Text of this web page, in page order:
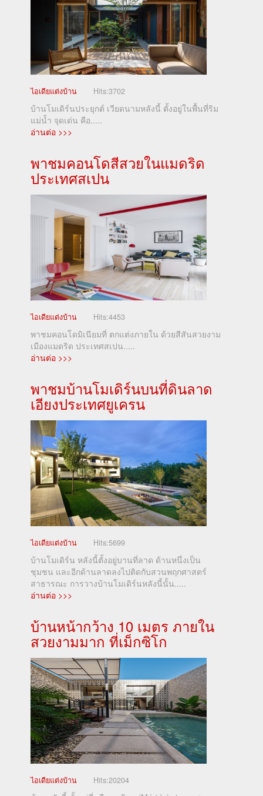
ไอเดียแต่งบ้าน Hits:3702
บ้านโมเดิร์นประยุกต์ เวียดนามหลังนี้ ตั้งอยู่ในพื้นที่ริม
แม่น้ำ จุดเด่น คือ.....
อ่านต่อ >>>
พาชมคอนโดสีสวยในแมดริด
ประเทศสเปน
ไอเดียแต่งบ้าน Hits:4453
พาชมคอนโดมิเนียมที่ ตกแต่งภายใน ด้วยสีสันสวยงาม
เมืองแมดริด ประเทศสเปน.....
อ่านต่อ >>>
พาชมบ้านโมเดิร์นบนที่ดินลาด
เอียงประเทศยูเครน
ไอเดียแต่งบ้าน Hits:5699
บ้านโมเดิร์น หลังนี้ตั้งอยู่บานที่ลาด ด้านหนึ่งเป็น
ชุมชน และอีกด้านลาดลงไปติดกับสวนพฤกศาสตร์
สาธารณะ การวางบ้านโมเดิร์นหลังนี้นั้น.....
อ่านต่อ >>>
บ้านหน้ากว้าง 10 เมตร ภายใน
สวยงามมาก ที่เม็กซิโก
ไอเดียแต่งบ้าน Hits:20204